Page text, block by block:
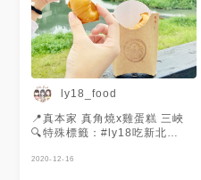
好吃！而且也不會太甜太膩，不
乾，冷掉也很好吃！味道不像一
般的雞蛋糕 ⠀⠀⠀⠀⠀⠀⠀⠀⠀⠀⠀​
㊙️偷偷說，真本家每週會有限定
口味，「2/1至2/7」有草莓乳酪
口味！草莓季列車🍓 （到了寫
文章的時候我才知道！之前冬季
有整顆的芝麻湯圓，還包得進去
雞蛋糕很厲害🤣還有芋泥雞蛋
滿！）⠀⠀⠀⠀⠀⠀⠀⠀⠀⠀⠀​
ly18_food
📍真本家 真角燒x雞蛋糕 三峽
🔍特殊標籤：#ly18吃新北
手起司 $60 美味程度：3.8 . 一
2020-12-16